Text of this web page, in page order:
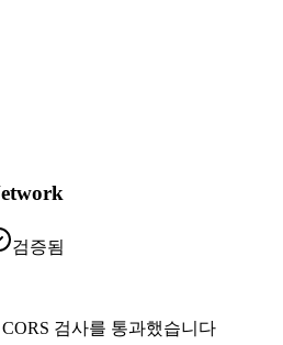
검증됨
검사를 통과했습니다